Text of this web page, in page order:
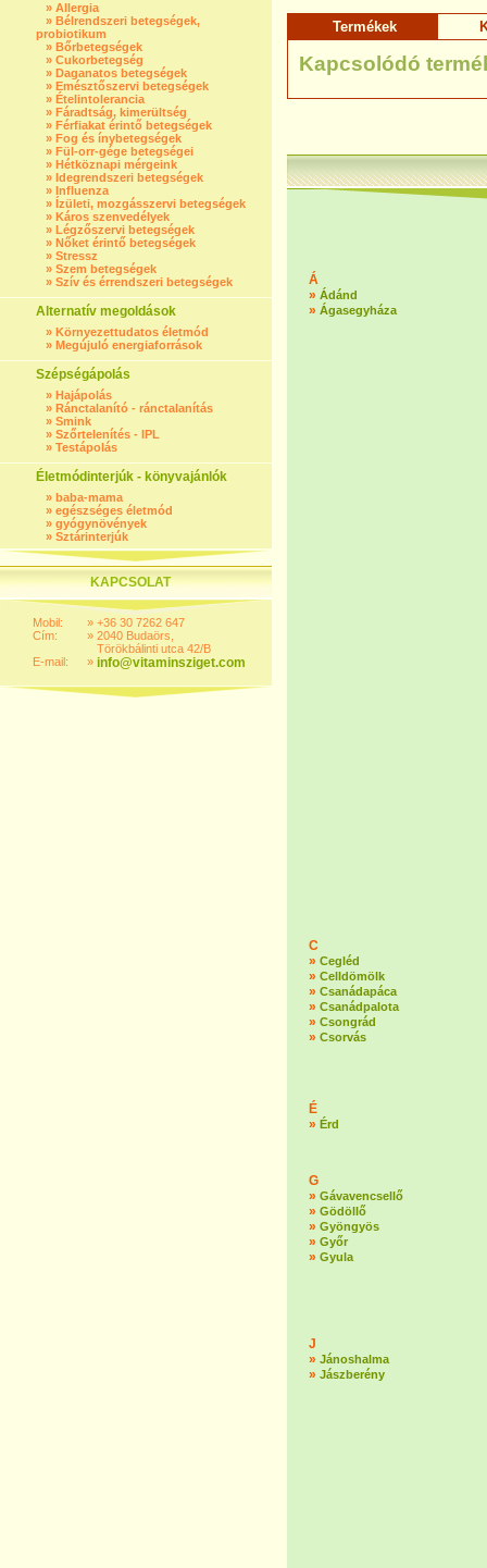
» Allergia
» Bélrendszeri betegségek,
probiotikum
» Bőrbetegségek
» Cukorbetegség
» Daganatos betegségek
» Emésztőszervi betegségek
» Ételintolerancia
» Fáradtság, kimerültség
» Férfiakat érintő betegségek
» Fog és ínybetegségek
» Fül-orr-gége betegségei
» Hétköznapi mérgeink
» Idegrendszeri betegségek
» Influenza
» Ízületi, mozgásszervi betegségek
» Káros szenvedélyek
» Légzőszervi betegségek
» Nőket érintő betegségek
» Stressz
» Szem betegségek
» Szív és érrendszeri betegségek
Alternatív megoldások
» Környezettudatos életmód
» Megújuló energiaforrások
Szépségápolás
» Hajápolás
» Ránctalanító - ránctalanítás
» Smink
» Szőrtelenítés - IPL
» Testápolás
Életmódinterjúk - könyvajánlók
» baba-mama
» egészséges életmód
» gyógynövények
» Sztárinterjúk
KAPCSOLAT
Mobil:
Cím:
E-mail:
»
»
»
+36 30 7262 647
2040 Budaörs,
Törökbálinti utca 42/B
info@vitaminsziget.com
Termékek
Kapcsolódó
Á
» Ádánd
» Ágasegyháza
C
» Cegléd
» Celldömölk
» Csanádapáca
» Csanádpalota
» Csongrád
» Csorvás
É
» Érd
G
» Gávavencsellő
» Gödöllő
» Gyöngyös
» Győr
» Gyula
J
» Jánoshalma
» Jászberény